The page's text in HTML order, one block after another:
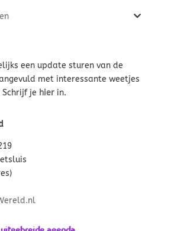
een update sturen van de
met interessante weetjes
je hierin.